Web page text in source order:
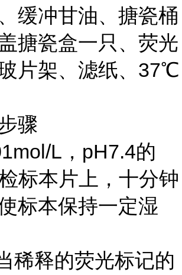
缓冲甘油、搪瓷桶
搪瓷盒一只、荧光
片架、滤纸、 37℃
骤
L，pH7.4的
标本片上，十分钟
标本保持一定湿
稀释的荧光标记的